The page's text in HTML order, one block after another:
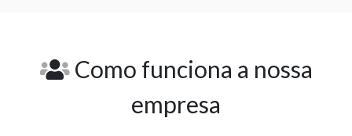
Como funciona a nossa
empresa